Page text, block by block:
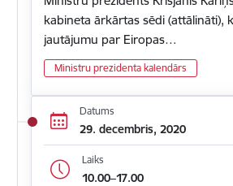
kabineta ārkārtas sēdi (attālināti),
jautājumu par Eiropas…
Ministru prezidenta kalendārs
Datums
29. decembris, 2020
Laiks
10.00–17.00